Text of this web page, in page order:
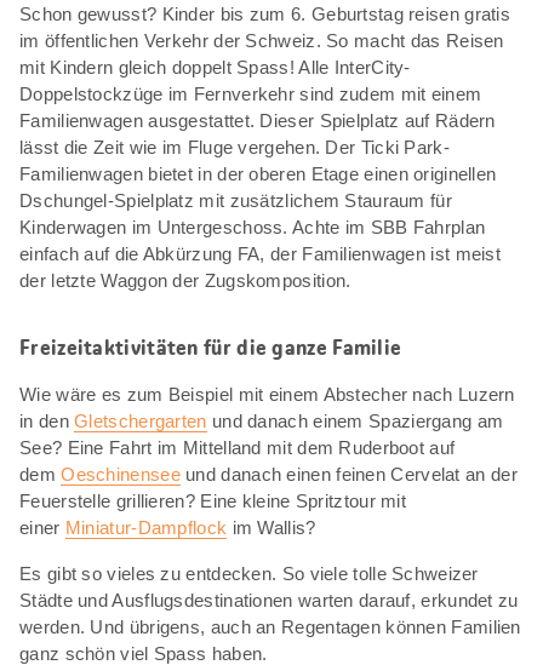
Schon gewusst? Kinder bis zum 6. Geburtstag reisen gratis
im öffentlichen Verkehr der Schweiz. So macht das Reisen
mit Kindern gleich doppelt Spass! Alle InterCity-
Doppelstockzüge im Fernverkehr sind zudem mit einem
Familienwagen ausgestattet. Dieser Spielplatz auf Rädern
lässt die Zeit wie im Fluge vergehen. Der Ticki Park-
Familienwagen bietet in der oberen Etage einen originellen
Dschungel-Spielplatz mit zusätzlichem Stauraum für
Kinderwagen im Untergeschoss. Achte im SBB Fahrplan
einfach auf die Abkürzung FA, der Familienwagen ist meist
der letzte Waggon der Zugskomposition.
Freizeitaktivitäten für die ganze Familie
Wie wäre es zum Beispiel mit einem Abstecher nach Luzern
in denGletschergarten und danach einem Spaziergang am
See? Eine Fahrt im Mittelland mit dem Ruderboot auf
demOeschinenseeund danach einen feinen Cervelat an der
Feuerstelle grillieren? Eine kleine Spritztour mit
einer Miniatur-Dampflock im Wallis?
Es gibt so vieles zu entdecken. So viele tolle Schweizer
Städte und Ausflugsdestinationen warten darauf, erkundet zu
werden. Und übrigens, auch an Regentagen können Familien
ganz schön viel Spass haben.